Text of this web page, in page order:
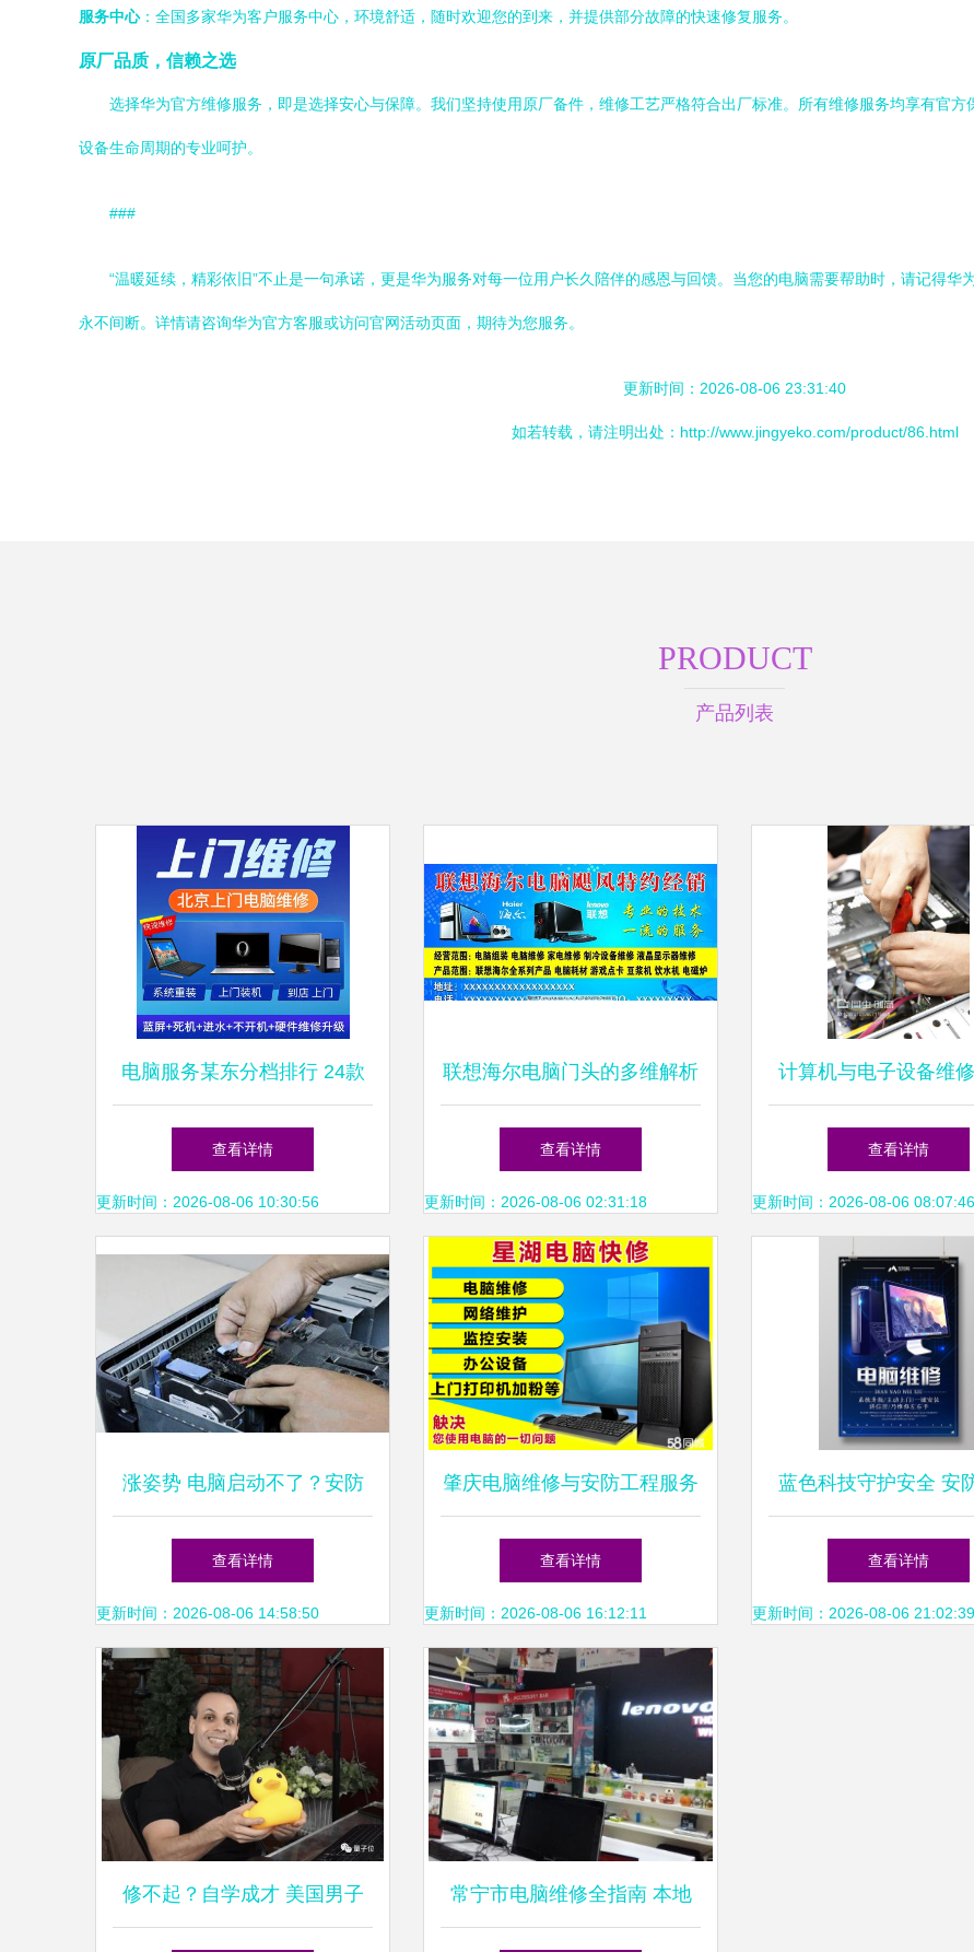
服务中心：全国多家华为客户服务中心，环境舒适，随时欢迎您的到来，并提供部分故障的快速修复服务。
原厂品质，信赖之选
选择华为官方维修服务，即是选择安心与保障。我们坚持使用原厂备件，维修工艺严格符合出厂标准。所有维修服务均享有官
设备生命周期的专业呵护。
###
“温暖延续，精彩依旧”不止是一句承诺，更是华为服务对每一位用户长久陪伴的感恩与回馈。当您的电脑需要帮助时，请记得
永不间断。详情请咨询华为官方客服或访问官网活动页面，期待为您服务。
更新时间：2026-08-06 23:31:40
如若转载，请注明出处：http://www.jingyeko.com/product/86.html
PRODUCT
产品列表
电脑服务某东分档排行 24款
高中低档电脑服务与维修解析
查看详情
更新时间：2026-08-06 10:30:56
联想海尔电脑门头的多维解析
一个维修师傅的日常感悟
查看详情
更新时间：2026-08-06 02:31:18
计算机与电子设备维
维修的核心技术与实
查看详情
更新时间：2026-08-06 08:07:46
涨姿势 电脑启动不了？安防
工程师教你排查故障
查看详情
更新时间：2026-08-06 14:58:50
肇庆电脑维修与安防工程服务
指南 技术赋能安全与效率
查看详情
更新时间：2026-08-06 16:12:11
蓝色科技守护安全 安
与数码家电的专业维
查看详情
更新时间：2026-08-06 21:02:39
修不起？自学成才 美国男子 常宁市电脑维修全指南 本地